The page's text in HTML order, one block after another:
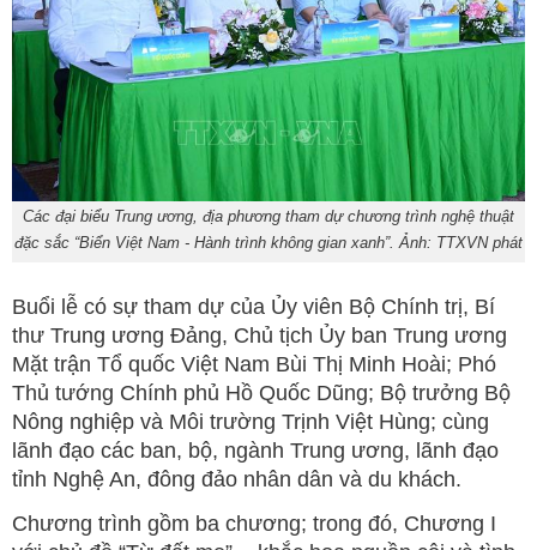
Các đại biểu Trung ương, địa phương tham dự chương trình nghệ thuật
đặc sắc “Biển Việt Nam - Hành trình không gian xanh”. Ảnh: TTXVN phát
Buổi lễ có sự tham dự của Ủy viên Bộ Chính trị, Bí
thư Trung ương Đảng, Chủ tịch Ủy ban Trung ương
Mặt trận Tổ quốc Việt Nam Bùi Thị Minh Hoài; Phó
Thủ tướng Chính phủ Hồ Quốc Dũng; Bộ trưởng Bộ
Nông nghiệp và Môi trường Trịnh Việt Hùng; cùng
lãnh đạo các ban, bộ, ngành Trung ương, lãnh đạo
tỉnh Nghệ An, đông đảo nhân dân và du khách.
Chương trình gồm ba chương; trong đó, Chương I